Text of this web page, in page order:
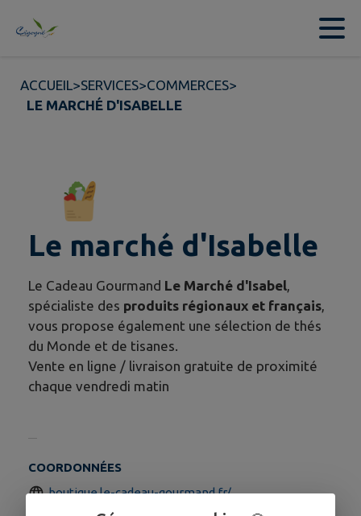
Contenu
ACCUEIL>SERVICES>COMMERCES>
LE MARCHÉ D'ISABELLE
Le marché d'Isabelle
Le Cadeau Gourmand Le Marché d'Isabel,
spécialiste des produits régionaux et français,
vous propose également une sélection de thés
du Monde et de tisanes.
Vente en ligne / livraison gratuite de proximité
chaque vendredi matin
COORDONNÉES
boutique.le-cadeau-gourmand.fr/